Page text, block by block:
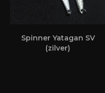
Spinner Yatagan SV
(zilver)